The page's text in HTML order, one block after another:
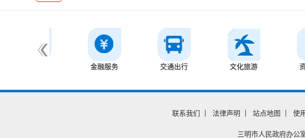
金融服务 交通出行 文化旅游 资料
联系我们 法律声明 站点地图 使
三明市人民政府办公